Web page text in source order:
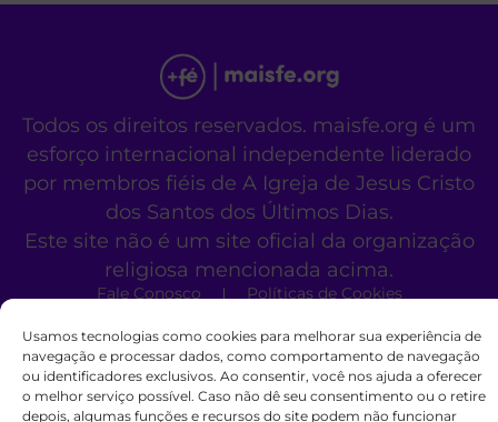
Usamos tecnologias como cookies para melhorar sua experiência de
navegação e processar dados, como comportamento de navegação
ou identificadores exclusivos. Ao consentir, você nos ajuda a oferecer
o melhor serviço possível. Caso não dê seu consentimento ou o retire
depois, algumas funções e recursos do site podem não funcionar
Todos os direitos reservados. maisfe.org é um
esforço internacional independente liderado
por membros fiéis de A Igreja de Jesus Cristo
dos Santos dos Últimos Dias.
Este site não é um site oficial da organização
religiosa mencionada acima.
Fale Conosco Políticas de Cookies